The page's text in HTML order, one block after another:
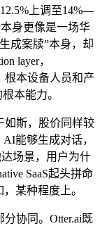
上调至14%—
身更像是一场华
成案牍”本身，却
layer，
根本设备人员和产
本能力。
斯，股价同样较
能够生成对话，
场景，用户为什
SaaS起头拼命
某种程度上。
协同。Otter.ai既